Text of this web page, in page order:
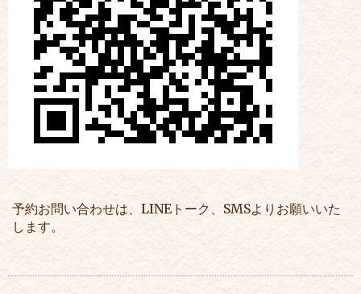
予約お問い合わせは、LINEトーク、SMSよりお願いいた
します。